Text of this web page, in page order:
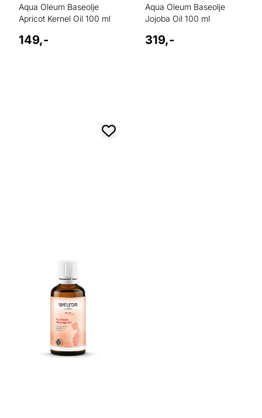
Aqua Oleum Baseolje
Apricot Kernel Oil 100 ml
149,-
Aqua Oleum Baseolje
Jojoba Oil 100 ml
319,-